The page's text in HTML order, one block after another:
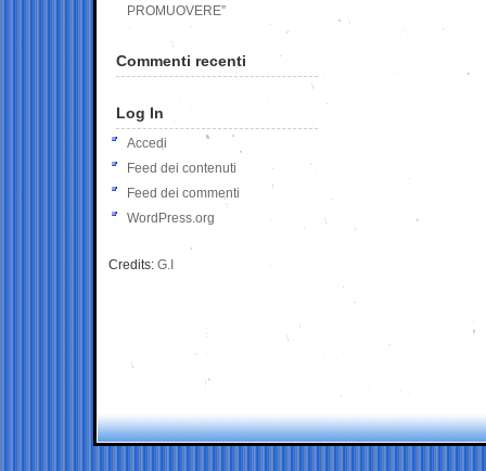
PROMUOVERE”
Commenti recenti
Log In
Accedi
Feed dei contenuti
Feed dei commenti
WordPress.org
Credits: G.I